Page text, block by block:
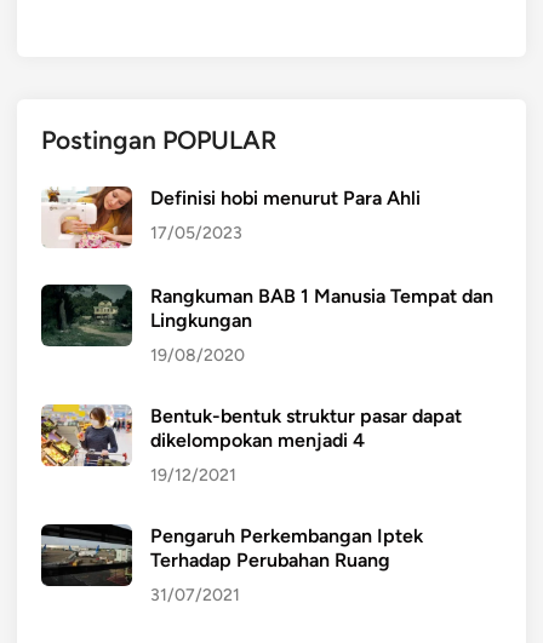
Postingan POPULAR
Definisi hobi menurut Para Ahli
17/05/2023
Rangkuman BAB 1 Manusia Tempat dan
Lingkungan
19/08/2020
Bentuk-bentuk struktur pasar dapat
dikelompokan menjadi 4
19/12/2021
Pengaruh Perkembangan Iptek
Terhadap Perubahan Ruang
31/07/2021